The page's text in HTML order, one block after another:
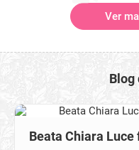
Ver
Blog
Beata Chiara